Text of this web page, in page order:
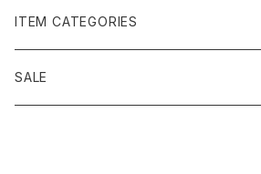
黄金の草 ビオジュエリー
ピアス＆イヤリング
ボルジェス木版画
ITEM CATEGORIES
アクセサリー
SALE